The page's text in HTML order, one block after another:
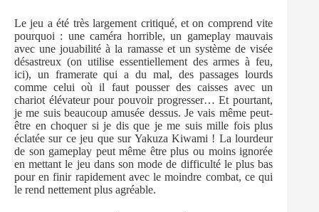
Le jeu a été très largement critiqué, et on comprend vite
pourquoi : une caméra horrible, un gameplay mauvais
avec une jouabilité à la ramasse et un système de visée
désastreux (on utilise essentiellement des armes à feu,
ici), un framerate qui a du mal, des passages lourds
comme celui où il faut pousser des caisses avec un
chariot élévateur pour pouvoir progresser… Et pourtant,
je me suis beaucoup amusée dessus. Je vais même peut-
être en choquer si je dis que je me suis mille fois plus
éclatée sur ce jeu que sur Yakuza Kiwami ! La lourdeur
de son gameplay peut même être plus ou moins ignorée
en mettant le jeu dans son mode de difficulté le plus bas
pour en finir rapidement avec le moindre combat, ce qui
le rend nettement plus agréable.